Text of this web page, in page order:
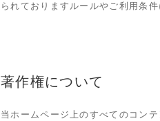
られておりますルールやご利用条
著作権について
当ホームページ上のすべてのコン